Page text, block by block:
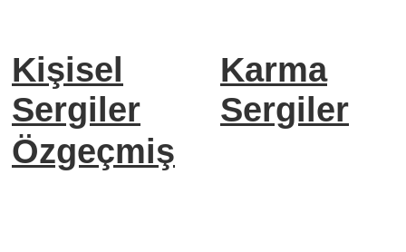
Kişisel
Sergiler
Karma
Sergiler
Özgeçmiş